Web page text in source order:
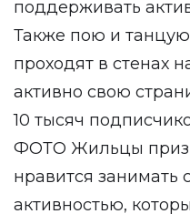
поддерживать
Также пою и танцую
проходят в стенах
активно свою
10 тысяч
ФОТО Жильцы
нравится занимать
активностью,